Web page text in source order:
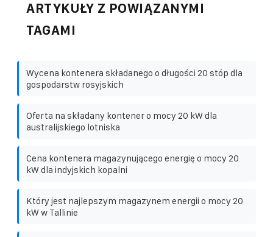
ARTYKUŁY Z POWIĄZANYMI
TAGAMI
Wycena kontenera składanego o długości 20 stóp dla
gospodarstw rosyjskich
Oferta na składany kontener o mocy 20 kW dla
australijskiego lotniska
Cena kontenera magazynującego energię o mocy 20
kW dla indyjskich kopalni
Który jest najlepszym magazynem energii o mocy 20
kW w Tallinie